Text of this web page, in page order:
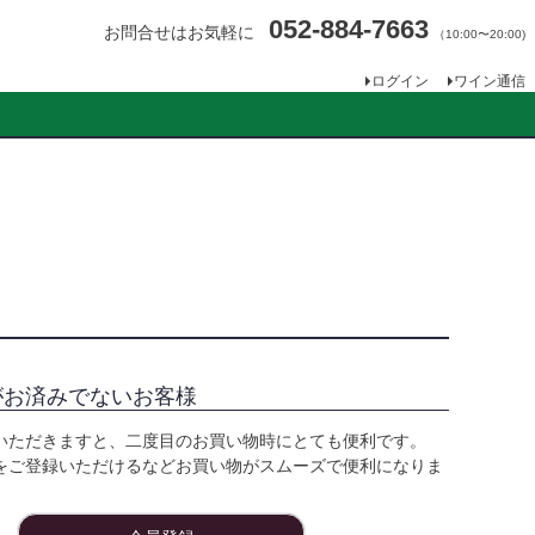
お問合せはお気軽に 052-884-7663 （10:00〜20:00)
ログイン ワイン通信
済みでないお客様
だきますと、二度目のお買い物時にとても便利です。
ご登録いただけるなどお買い物がスムーズで便利になりま